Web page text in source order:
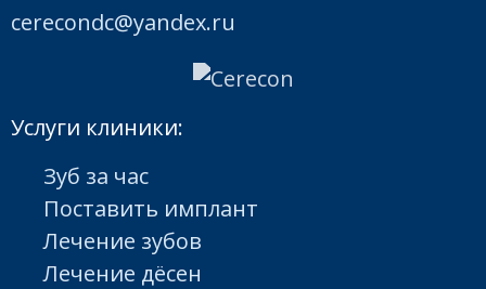
cerecondc@yandex.ru
Услуги клиники:
Зуб за час
Поставить имплант
Лечение зубов
Лечение дёсен